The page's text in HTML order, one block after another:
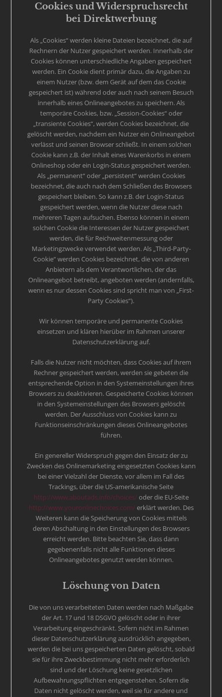
Cookies und Widerspruchsrecht
bei Direktwerbung
Als „Cookies“ werden kleine Dateien bezeichnet, die auf
Rechnern der Nutzer gespeichert werden. Innerhalb der
Cookies können unterschiedliche Angaben gespeichert
werden. Ein Cookie dient primär dazu, die Angaben zu
einem Nutzer (bzw. dem Gerät auf dem das Cookie
gespeichert ist) während oder auch nach seinem Besuch
innerhalb eines Onlineangebotes zu speichern. Als
temporäre Cookies, bzw. „Session-Cookies“ oder
„transiente Cookies“, werden Cookies bezeichnet, die
gelöscht werden, nachdem ein Nutzer ein Onlineangebot
verlässt und seinen Browser schließt. In einem solchen
Cookie kann z.B. der Inhalt eines Warenkorbs in einem
Onlineshop oder ein Login-Status gespeichert werden.
Als „permanent“ oder „persistent“ werden Cookies
bezeichnet, die auch nach dem Schließen des Browsers
gespeichert bleiben. So kann z.B. der Login-Status
gespeichert werden, wenn die Nutzer diese nach
mehreren Tagen aufsuchen. Ebenso können in einem
solchen Cookie die Interessen der Nutzer gespeichert
werden, die für Reichweitenmessung oder
Marketingzwecke verwendet werden. Als „Third-Party-
Cookie“ werden Cookies bezeichnet, die von anderen
Anbietern als dem Verantwortlichen, der das
Onlineangebot betreibt, angeboten werden (andernfalls,
wenn es nur dessen Cookies sind spricht man von „First-
Party Cookies“).
Wir können temporäre und permanente Cookies
einsetzen und klären hierüber im Rahmen unserer
Datenschutzerklärung auf.
Falls die Nutzer nicht möchten, dass Cookies auf ihrem
Rechner gespeichert werden, werden sie gebeten die
entsprechende Option in den Systemeinstellungen ihres
Browsers zu deaktivieren. Gespeicherte Cookies können
in den Systemeinstellungen des Browsers gelöscht
werden. Der Ausschluss von Cookies kann zu
Funktionseinschränkungen dieses Onlineangebotes
führen.
Ein genereller Widerspruch gegen den Einsatz der zu
Zwecken des Onlinemarketing eingesetzten Cookies kann
bei einer Vielzahl der Dienste, vor allem im Fall des
Trackings, über die US-amerikanische Seite
http://www.aboutads.info/choices/oder die EU-Seite
http://www.youronlinechoices.com/erklärt werden. Des
Weiteren kann die Speicherung von Cookies mittels
deren Abschaltung in den Einstellungen des Browsers
erreicht werden. Bitte beachten Sie, dass dann
gegebenenfalls nicht alle Funktionen dieses
Onlineangebotes genutzt werden können.
Löschung von Daten
Die von uns verarbeiteten Daten werden nach Maßgabe
der Art. 17 und 18 DSGVO gelöscht oder in ihrer
Verarbeitung eingeschränkt. Sofern nicht im Rahmen
dieser Datenschutzerklärung ausdrücklich angegeben,
werden die bei uns gespeicherten Daten gelöscht, sobald
sie für ihre Zweckbestimmung nicht mehr erforderlich
sind und der Löschung keine gesetzlichen
Aufbewahrungspflichten entgegenstehen. Sofern die
Daten nicht gelöscht werden, weil sie für andere und